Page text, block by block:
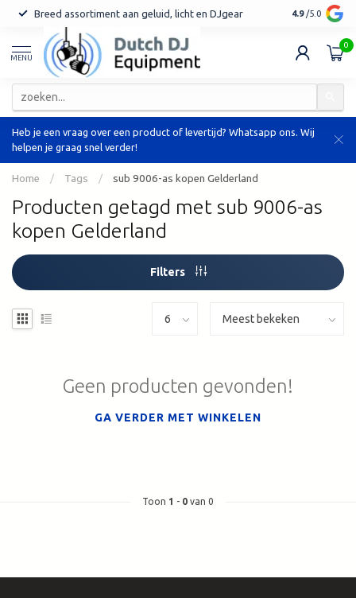
Breed assortiment aan geluid, licht en DJgear Tot 7 jaar
4.9 /5.0
MENU
0
Heb je een vraag over een product of levertijd? Whatsapp ons. Wij
helpen je graag snel verder!
Home / Tags / sub 9006-as kopen Gelderland
Producten getagd met sub 9006-as
kopen Gelderland
Filters
Geen producten gevonden!
GA VERDER MET WINKELEN
Toon 1 - 0 van 0